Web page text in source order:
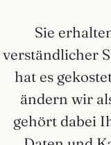
Sie
verständlicher
hat es
ändern wir
gehört dabei